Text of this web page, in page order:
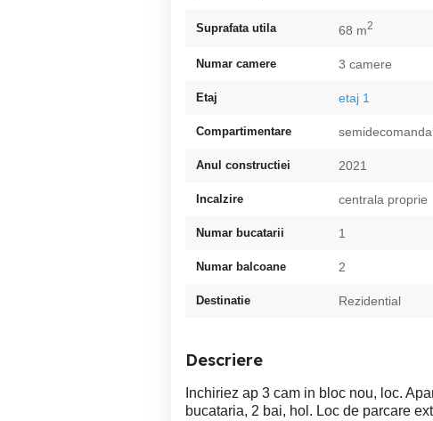
Suprafata utila 68 m2
Numar camere 3 camere
Etaj etaj 1
Compartimentare
Anul constructiei 2021
Incalzire centrala proprie
Numar bucatarii 1
Numar balcoane 2
Destinatie Rezidential
Descriere
Inchiriez ap 3 cam in bloc nou, loc.
bucataria, 2 bai, hol. Loc de parcare